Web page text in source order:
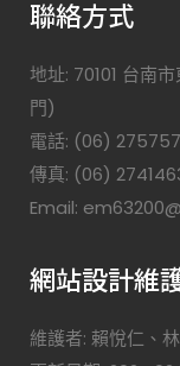
聯絡方式
地址: 70101 台南
門)
電話: (06)
傳真: (06)
Email:
網站設計維
維護者: 賴悅仁、